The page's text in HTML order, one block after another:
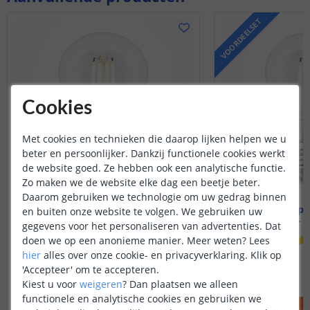
Wifi lamp - E27 fitting
7 watt - Dual white
(1 reviews)
OP VOORRAAD 20
VOORDEELSET
Wifi lamp
7 watt -
Cookies
Met cookies en technieken die daarop lijken helpen we u
beter en persoonlijker. Dankzij functionele cookies werkt
de website goed. Ze hebben ook een analytische functie.
Zo maken we de website elke dag een beetje beter.
Daarom gebruiken we technologie om uw gedrag binnen
en buiten onze website te volgen. We gebruiken uw
gegevens voor het personaliseren van advertenties. Dat
doen we op een anonieme manier. Meer weten? Lees
hier alles over onze cookie- en privacyverklaring. Klik op
'Accepteer' om te accepteren.
Kiest u voor weigeren? Dan plaatsen we alleen
functionele en analytische cookies en gebruiken we